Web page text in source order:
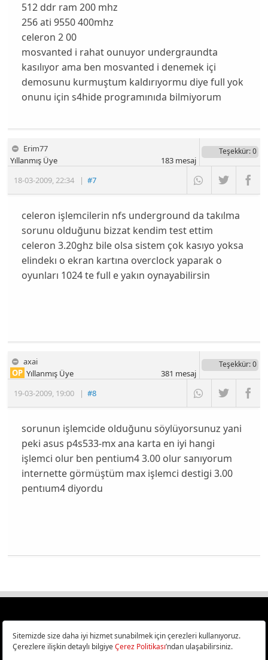
512 ddr ram 200 mhz
256 ati 9550 400mhz
celeron 2 00
mosvanted i rahat ounuyor undergraundta
kasılıyor ama ben mosvanted i denemek içi
demosunu kurmuştum kaldırıyormu diye full yok
onunu için s4hide programınıda bilmiyorum
Erim77
18-03-2009,22:34 |#7
Yıllanmış Üye
Teşekkür: 0
183mesaj
celeron işlemcilerin nfs underground da takılma
sorunu olduğunu bizzat kendim test ettim
celeron 3.20ghz bile olsa sistem çok kasıyo yoksa
elindekı o ekran kartına overclock yaparak o
oyunları 1024 te full e yakın oynayabilirsin
axai
19-03-2009, 19:00 |#8
OP Yıllanmış Üye
Teşekkür: 0
381 mesaj
sorunun işlemcide olduğunu söylüyorsunuz yani
peki asus p4s533-mx ana karta en iyi hangi
işlemci olur ben pentium4 3.00 olur sanıyorum
internette görmüştüm max işlemci destigi 3.00
pentıum4 diyordu
Türkiye